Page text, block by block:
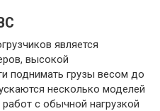
является
высокой
поднимать грузы весом до
несколько моделей
с обычной нагрузкой